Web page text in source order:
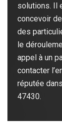
solutions. Il
concevoir
des
le
appel à un
contacter
réputée
47430.